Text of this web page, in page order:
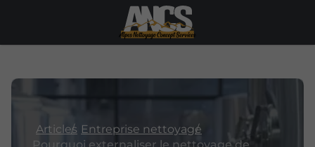
Articles Entreprise nettoyage